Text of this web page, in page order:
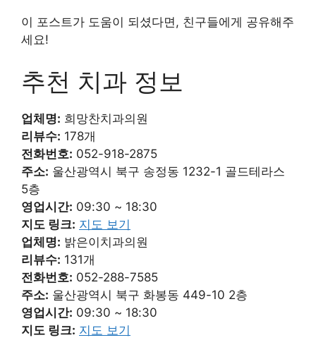
이 포스트가 도움이 되셨다면, 친구들에게 공유해주
세요!
추천 치과 정보
업체명: 희망찬치과의원
리뷰수: 178개
전화번호: 052-918-2875
주소: 울산광역시 북구 송정동 1232-1 골드테라스
5층
영업시간: 09:30 ~ 18:30
지도 링크: 지도 보기
업체명: 밝은이치과의원
리뷰수: 131개
전화번호: 052-288-7585
주소: 울산광역시 북구 화봉동 449-10 2층
영업시간: 09:30 ~ 18:30
지도 링크: 지도 보기